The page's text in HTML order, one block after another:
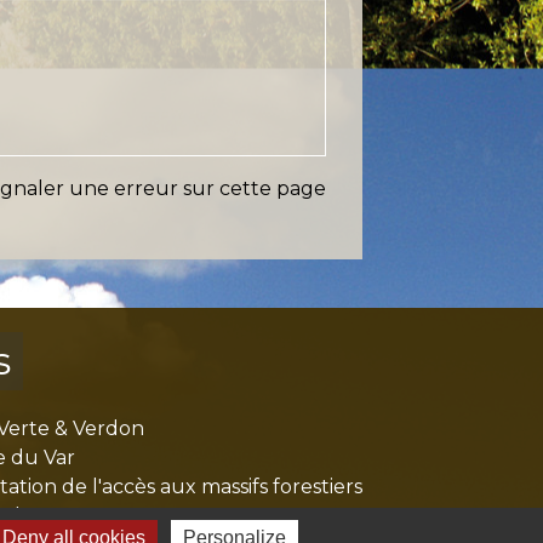
une erreur sur cette page
& Verdon
du Var
de l'accès aux massifs forestiers
Ouest Var
Deny all cookies Personalize